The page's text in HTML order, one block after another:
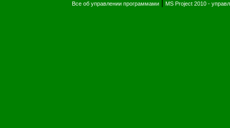
Все об управлении программами MS Project 2010 -